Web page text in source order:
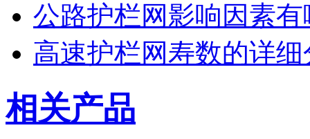
公路护栏网影响因素
高速护栏网寿数的详细
相关产品